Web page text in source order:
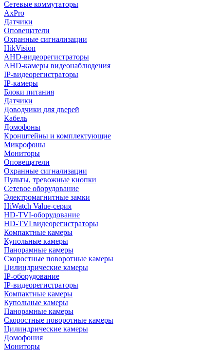
Сетевые коммутаторы
AxPro
Датчики
Оповещатели
Охранные сигнализации
HikVision
AHD-видеорегистраторы
AHD-камеры видеонаблюдения
IP-видеорегистраторы
IP-камеры
Блоки питания
Датчики
Доводчики для дверей
Кабель
Домофоны
Кронштейны и комплектующие
Микрофоны
Мониторы
Оповещатели
Охранные сигнализации
Пульты, тревожные кнопки
Сетевое оборудование
Электромагнитные замки
HiWatch Value-серия
HD-TVI-оборудование
HD-TVI видеорегистраторы
Компактные камеры
Купольные камеры
Панорамные камеры
Скоростные поворотные камеры
Цилиндрические камеры
IP-оборудование
IP-видеорегистраторы
Компактные камеры
Купольные камеры
Панорамные камеры
Скоростные поворотные камеры
Цилиндрические камеры
Домофония
Мониторы